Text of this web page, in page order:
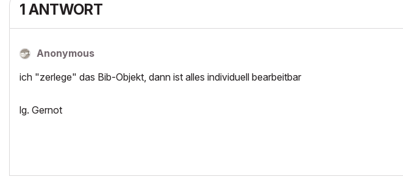
1 ANTWORT
Anonymous
ich "zerlege" das Bib-Objekt, dann ist alles individuell bearbeitbar
lg. Gernot